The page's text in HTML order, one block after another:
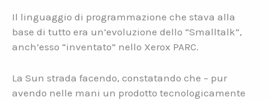
Il linguaggio di programmazione che stava alla
base di tutto era un’evoluzione dello “Smalltalk”,
anch’esso “inventato” nello Xerox PARC.
La Sun strada facendo, constatando che – pur
avendo nelle mani un prodotto tecnologicamente